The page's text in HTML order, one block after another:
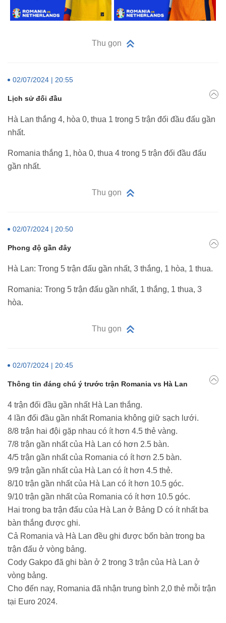
Thu gọn
02/07/2024 | 20:55
Lịch sử đối đầu
Hà Lan thắng 4, hòa 0, thua 1 trong 5 trận đối đầu đấu gần
nhất.
Romania thắng 1, hòa 0, thua 4 trong 5 trận đối đầu đấu
gần nhất.
Thu gọn
02/07/2024 | 20:50
Phong độ gần đây
Hà Lan: Trong 5 trận đấu gần nhất, 3 thắng, 1 hòa, 1 thua.
Romania: Trong 5 trận đấu gần nhất, 1 thắng, 1 thua, 3
hòa.
Thu gọn
02/07/2024 | 20:45
Thông tin đáng chú ý trước trận Romania vs Hà Lan
4 trận đối đầu gần nhất Hà Lan thắng.
4 lần đối đầu gần nhất Romania không giữ sạch lưới.
8/8 trận hai đội gặp nhau có ít hơn 4.5 thẻ vàng.
7/8 trận gần nhất của Hà Lan có hơn 2.5 bàn.
4/5 trận gần nhất của Romania có ít hơn 2.5 bàn.
9/9 trận gần nhất của Hà Lan có ít hơn 4.5 thẻ.
8/10 trận gần nhất của Hà Lan có ít hơn 10.5 góc.
9/10 trận gần nhất của Romania có ít hơn 10.5 góc.
Hai trong ba trận đấu của Hà Lan ở Bảng D có ít nhất ba
bàn thắng được ghi.
Cả Romania và Hà Lan đều ghi được bốn bàn trong ba
trận đấu ở vòng bảng.
Cody Gakpo đã ghi bàn ở 2 trong 3 trận của Hà Lan ở
vòng bảng.
Cho đến nay, Romania đã nhận trung bình 2,0 thẻ mỗi trận
tại Euro 2024.